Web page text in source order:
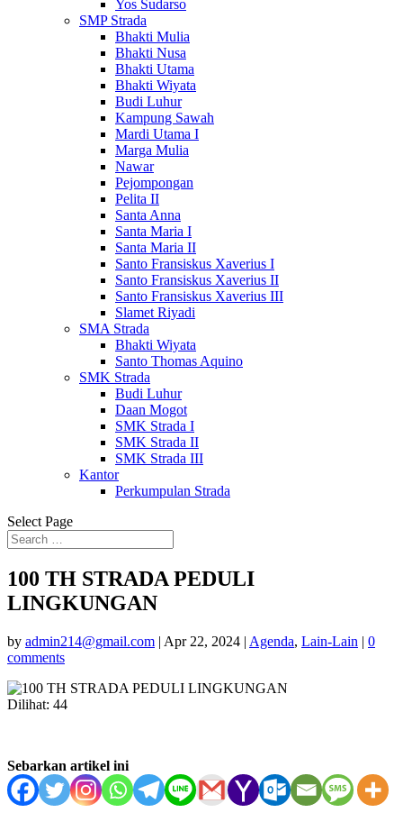
Yos Sudarso
SMP Strada
Bhakti Mulia
Bhakti Nusa
Bhakti Utama
Bhakti Wiyata
Budi Luhur
Kampung Sawah
Mardi Utama I
Marga Mulia
Nawar
Pejompongan
Pelita II
Santa Anna
Santa Maria I
Santa Maria II
Santo Fransiskus Xaverius I
Santo Fransiskus Xaverius II
Santo Fransiskus Xaverius III
Slamet Riyadi
SMA Strada
Bhakti Wiyata
Santo Thomas Aquino
SMK Strada
Budi Luhur
Daan Mogot
SMK Strada I
SMK Strada II
SMK Strada III
Kantor
Perkumpulan Strada
Select Page
100 TH STRADA PEDULI
LINGKUNGAN
by admin214@gmail.com | Apr 22, 2024 | Agenda, Lain-Lain | 0
comments
Dilihat: 44
Sebarkan artikel ini